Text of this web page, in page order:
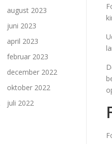
august 2023
juni 2023
april 2023
februar 2023
december 2022
oktober 2022
juli 2022